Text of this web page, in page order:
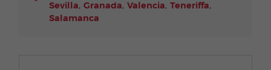
Sevilla, Granada, Valencia, Teneriffa,
Salamanca